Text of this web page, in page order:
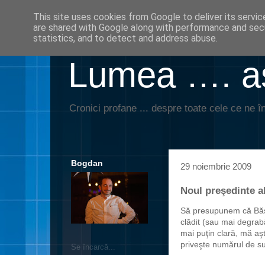
Lumea ….
Cronici profane ... despre toate cele ce ne
29 noiembrie 2009
Noul preşedinte
Să presupunem că
clădit (sau mai
mai puţin clară, mă
priveşte numărul de
Bogdan
Se încarcă...
This site uses cookies from Google to deliver its
are shared with Google along with performance and
statistics, and to detect and address abuse.